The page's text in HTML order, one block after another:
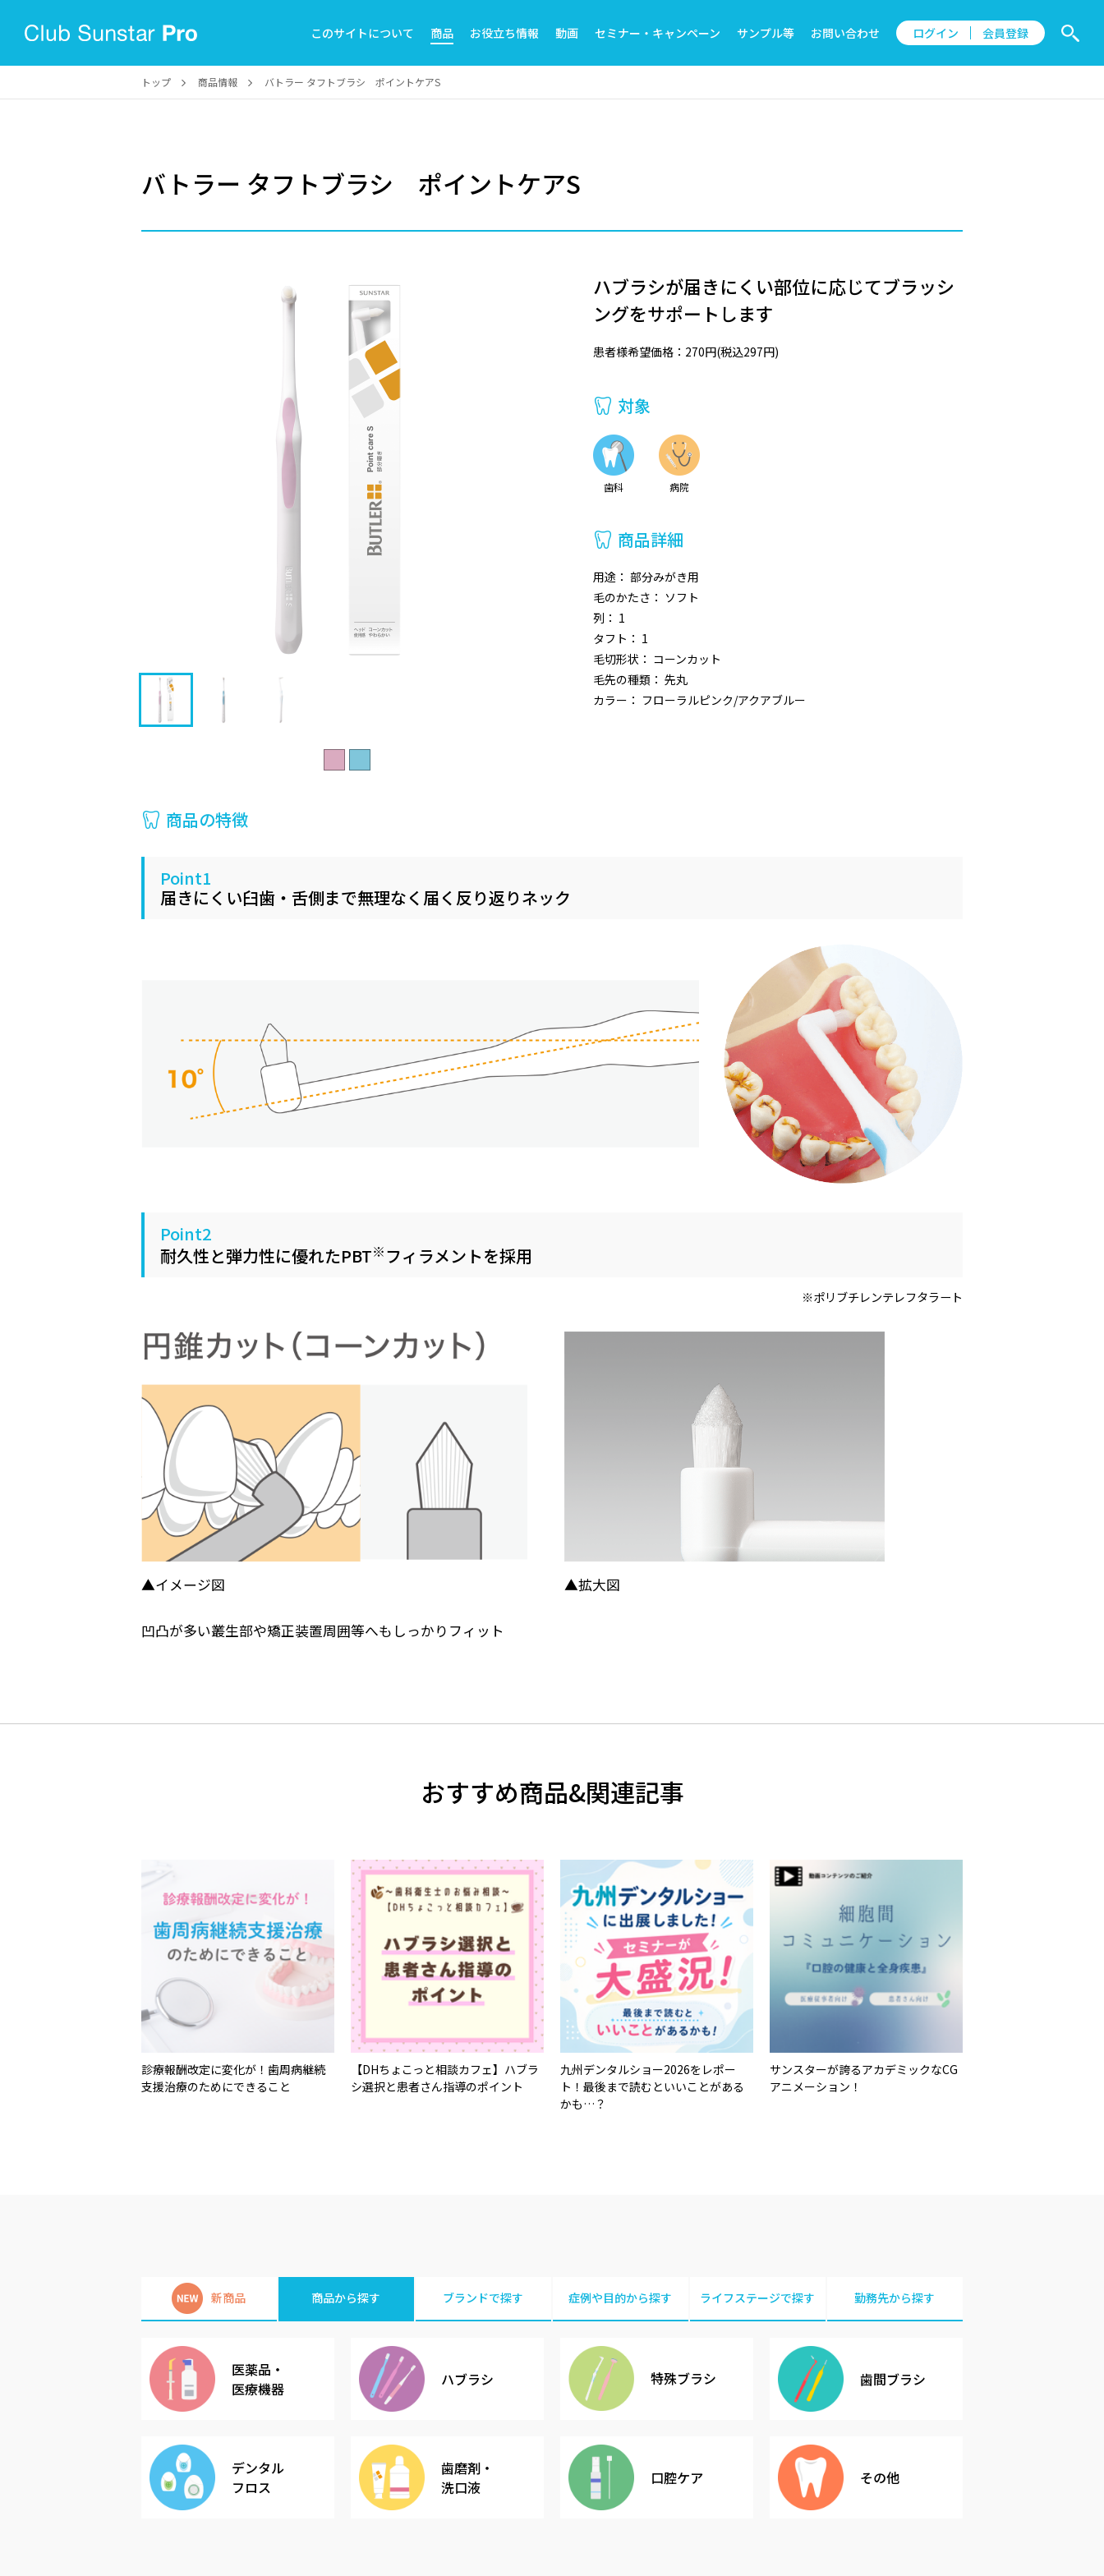
このサイトについて 商品 お役立ち情報 動画 セミナー・キャンペーン サンプル等 お問い合わせ ログイン 会員登録
トップ 商品情報 バトラー タフトブラシ ポイントケアS
バトラー タフトブラシ ポイントケアS
ハブラシが届きにくい部位に応じてブラッシ
ングをサポートします
患者様希望価格：270円(税込297円)
対象
歯科 病院
商品詳細
用途： 部分みがき用
毛のかたさ： ソフト
列： 1
タフト： 1
毛切形状： コーンカット
毛先の種類： 先丸
カラー： フローラルピンク/アクアブルー
商品の特徴
Point1
届きにくい臼歯・舌側まで無理なく届く反り返りネック
Point2
耐久性と弾力性に優れたPBT※フィラメントを採用
※ポリブチレンテレフタラート
▲イメージ図 ▲拡大図
凹凸が多い叢生部や矯正装置周囲等へもしっかりフィット
おすすめ商品&関連記事
診療報酬改定に変化が！歯周病継続
支援治療のためにできること
【DHちょこっと相談カフェ】ハブラ
シ選択と患者さん指導のポイント
九州デンタルショー2026をレポー
ト！最後まで読むといいことがある
かも…？
サンスターが誇るアカデミックなCG
アニメーション！
新商品 商品から探す ブランドで探す 症例や目的から探す ライフステージで探す 勤務先から探す
医薬品・
医療機器
ハブラシ 特殊ブラシ 歯間ブラシ
デンタル
フロス
歯磨剤・
洗口液
口腔ケア その他